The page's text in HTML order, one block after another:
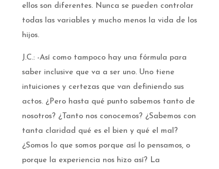
ellos son diferentes. Nunca se pueden controlar
todas las variables y mucho menos la vida de los
hijos.
J.C.: -Así como tampoco hay una fórmula para
saber inclusive que va a ser uno. Uno tiene
intuiciones y certezas que van definiendo sus
actos. ¿Pero hasta qué punto sabemos tanto de
nosotros? ¿Tanto nos conocemos? ¿Sabemos con
tanta claridad qué es el bien y qué el mal?
¿Somos lo que somos porque así lo pensamos, o
porque la experiencia nos hizo así? La